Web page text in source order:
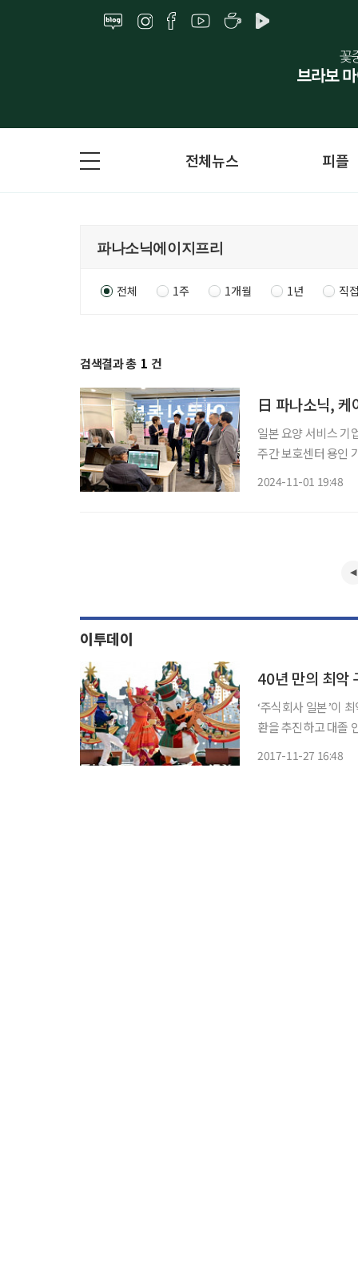
전체뉴스 피플
전체 1주 1개월 1년 직
검색결과 총 1 건
日 파나소닉, 케
일본 요양 서비스
주간 보호센터 용인
2024-11-01 19:48
이투데이
40년 만의 최악
‘주식회사 일본’이
환을 추진하고 대졸 인재 확보
2017-11-27 16:48